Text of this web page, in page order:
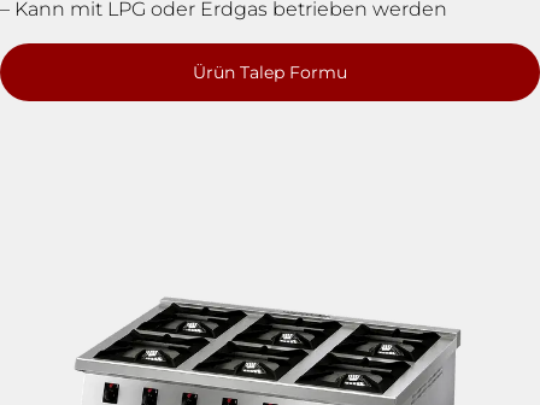
– Kann mit LPG oder Erdgas betrieben werden
Ürün Talep Formu